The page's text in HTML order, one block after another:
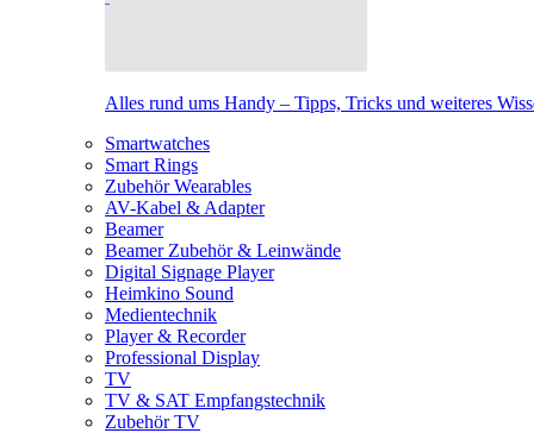
Alles rund ums Handy – Tipps, Tricks und weiteres
Smartwatches
Smart Rings
Zubehör Wearables
AV-Kabel & Adapter
Beamer
Beamer Zubehör & Leinwände
Digital Signage Player
Heimkino Sound
Medientechnik
Player & Recorder
Professional Display
TV
TV & SAT Empfangstechnik
Zubehör TV